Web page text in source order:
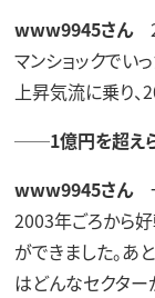
www9945さん
マンショックでい
上昇気流に乗り
──1億円を超え
www9945さん一
2003年ごろから好
ができました。あ
はどんなセクター